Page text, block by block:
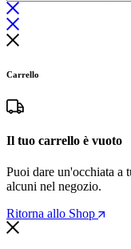
Carrello
Il tuo carrello è vuoto
Puoi dare un'occhiata a
alcuni nel negozio.
Ritorna allo Shop